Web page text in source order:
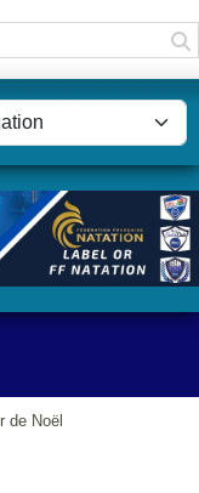
de Noël